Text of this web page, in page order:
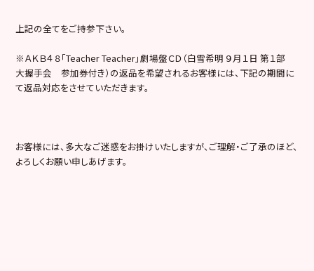
上記の全てをご持参下さい。
※ＡＫＢ４８「Teacher Teacher」劇場盤ＣＤ（白雪希明 ９月１日 第１部
大握手会 参加券付き）の返品を希望されるお客様には、下記の期間に
て返品対応をさせていただきます。
お客様には、多大なご迷惑をお掛けいたしますが、ご理解・ご了承のほど、
よろしくお願い申しあげます。